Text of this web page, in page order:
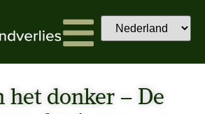
het donker – De